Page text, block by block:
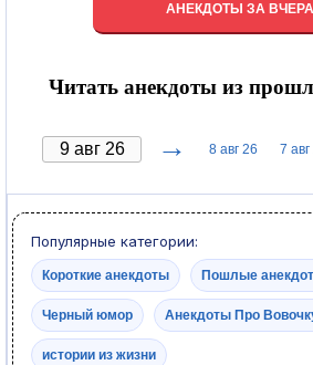
АНЕКДОТЫ ЗА ВЧЕРА
Читать анекдоты из
→ 8 авг 26 7 авг
Популярные категории:
Короткие анекдоты Пошлые
Черный юмор Анекдоты Про
истории из жизни